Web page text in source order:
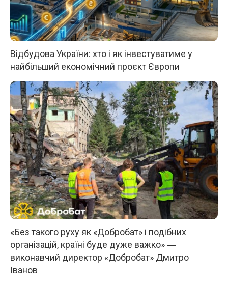
Відбудова України: хто і як інвестуватиме у
найбільший економічний проєкт Європи
«Без такого руху як «Добробат» і подібних
організацій, країні буде дуже важко» ―
виконавчий директор «Добробат» Дмитро
Іванов